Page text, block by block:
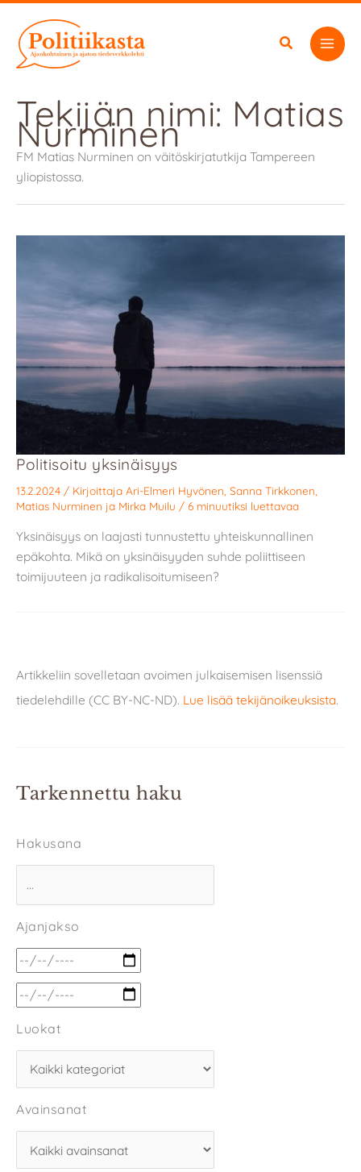
sisältöön
Tekijän nimi: Matias
Nurminen
FM Matias Nurminen on väitöskirjatutkija Tampereen
yliopistossa.
Politisoitu yksinäisyys
13.2.2024 / Kirjoittaja Ari-Elmeri Hyvönen Sanna Tirkkonen
Matias Nurminen ja Mirka Muilu / 6 minuutiksi luettavaa
Yksinäisyys on laajasti tunnustettu yhteiskunnallinen
epäkohta. Mikä on yksinäisyyden suhde poliittiseen
toimijuuteen ja radikalisoitumiseen?
Artikkeliin sovelletaan avoimen julkaisemisen lisenssiä
tiedelehdille (CC BY-NC-ND). Lue lisää tekijänoikeuksista.
Tarkennettu haku
Hakusana
Ajanjakso
Luokat
Avainsanat